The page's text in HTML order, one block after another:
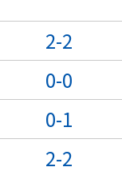
2-2
0-0
0-1
2-2